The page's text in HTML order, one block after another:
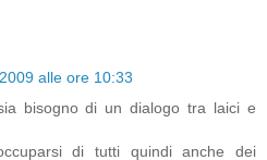
alle ore 10:33
bisogno di un dialogo tra laici e
di tutti quindi anche dei